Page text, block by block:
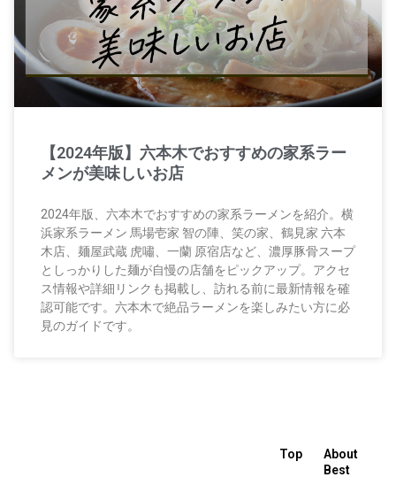
【2024年版】六本木でおすすめの家系ラー
メンが美味しいお店
2024年版、六本木でおすすめの家系ラーメンを紹介。横
浜家系ラーメン 馬場壱家 智の陣、笑の家、鶴見家 六本
木店、麺屋武蔵 虎嘯、一蘭 原宿店など、濃厚豚骨スープ
としっかりした麺が自慢の店舗をピックアップ。アクセ
ス情報や詳細リンクも掲載し、訪れる前に最新情報を確
認可能です。六本木で絶品ラーメンを楽しみたい方に必
見のガイドです。
Top
About
Best